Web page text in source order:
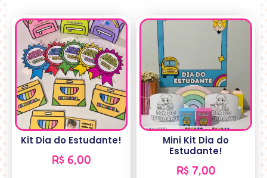
Kit Dia do Estudante!
R$6,00
Mini Kit Dia do
Estudante!
R$7,00